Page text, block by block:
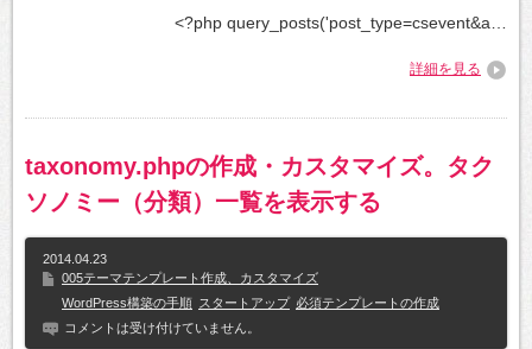
<?php query_posts('post_type=csevent&a…
詳細を見る
taxonomy.phpの作成・カスタマイズ。タク
ソノミー（分類）一覧を表示する
2014.04.23
005テーマテンプレート作成、カスタマイズ
WordPress構築の手順 スタートアップ 必須テンプレートの作成
コメントは受け付けていません。